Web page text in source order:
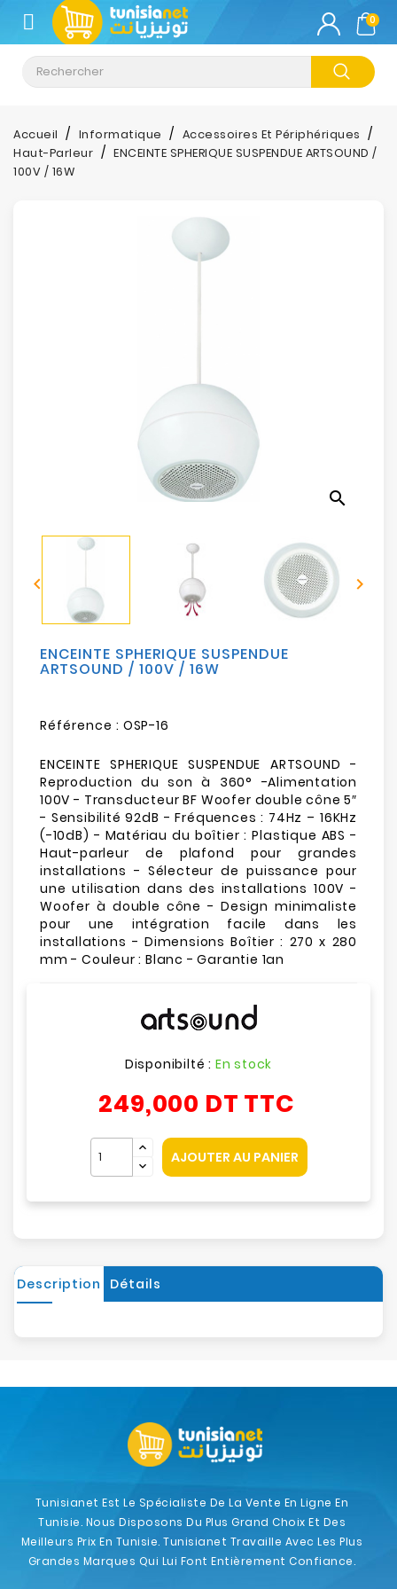
CATÉGORIE
Climatisation
Informatique
Téléphonie
Sécurité
Mobilités
Loisirs
0
Accueil Informatique
Accessoires Et Périphériques
Haut-Parleur
ENCEINTE SPHERIQUE SUSPENDUE ARTSOUND /
100V / 16W
search
 
ENCEINTE SPHERIQUE SUSPENDUE
ARTSOUND / 100V / 16W
Référence : OSP-16
ENCEINTE SPHERIQUE SUSPENDUE ARTSOUND -
Reproduction du son à 360° -Alimentation
100V - Transducteur BF Woofer double cône 5″
- Sensibilité 92dB - Fréquences : 74Hz – 16KHz
(-10dB) - Matériau du boîtier : Plastique ABS -
Haut-parleur de plafond pour grandes
installations - Sélecteur de puissance pour
une utilisation dans des installations 100V -
Woofer à double cône - Design minimaliste
pour une intégration facile dans les
installations - Dimensions Boîtier : 270 x 280
mm - Couleur : Blanc - Garantie 1an
Disponibilté : En stock
249,000 DT TTC
AJOUTER AU PANIER
Description Détails
Tunisianet Est Le Spécialiste De La Vente En Ligne En
Tunisie. Nous Disposons Du Plus Grand Choix Et Des
Meilleurs Prix En Tunisie. Tunisianet Travaille Avec Les Plus
Grandes Marques Qui Lui Font Entièrement Confiance.